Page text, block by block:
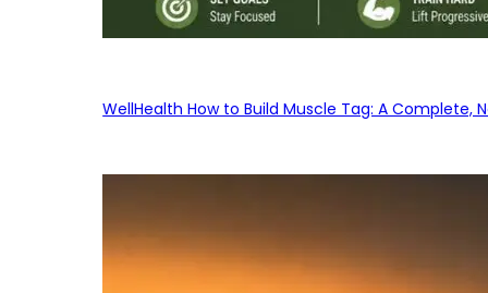
WellHealth How to Build Muscle Tag: A Complete,